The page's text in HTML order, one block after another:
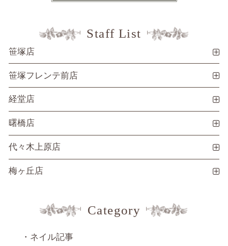
Staff List
笹塚店
笹塚フレンテ前店
経堂店
曙橋店
代々木上原店
梅ヶ丘店
Category
ネイル記事